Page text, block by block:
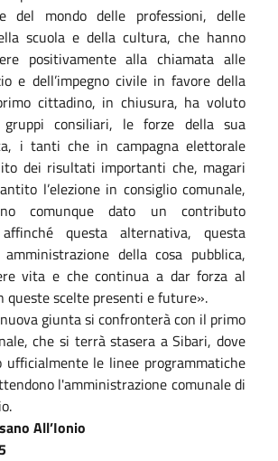
del mondo delle professioni, delle
scuola e della cultura, che hanno
positivamente alla chiamata alle
e dell’impegno civile in favore della
cittadino, in chiusura, ha voluto
consiliari, le forze della sua
i tanti che in campagna elettorale
dei risultati importanti che, magari
l’elezione in consiglio comunale,
comunque dato un contributo
questa alternativa, questa
della cosa pubblica,
vita e che continua a dar forza al
queste scelte presenti e future».
giunta si confronterà con il primo
che si terrà stasera a Sibari, dove
ufficialmente le linee programmatiche
l'amministrazione comunale di
All’Ionio